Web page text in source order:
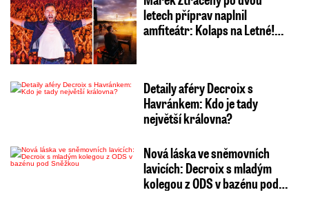
letech příprav naplnil
amfiteátr: Kolaps na Letné!…
Detaily aféry Decroix s
Havránkem: Kdo je tady
největší královna?
Nová láska ve sněmovních
lavicích: Decroix s mladým
kolegou z ODS v bazénu pod…